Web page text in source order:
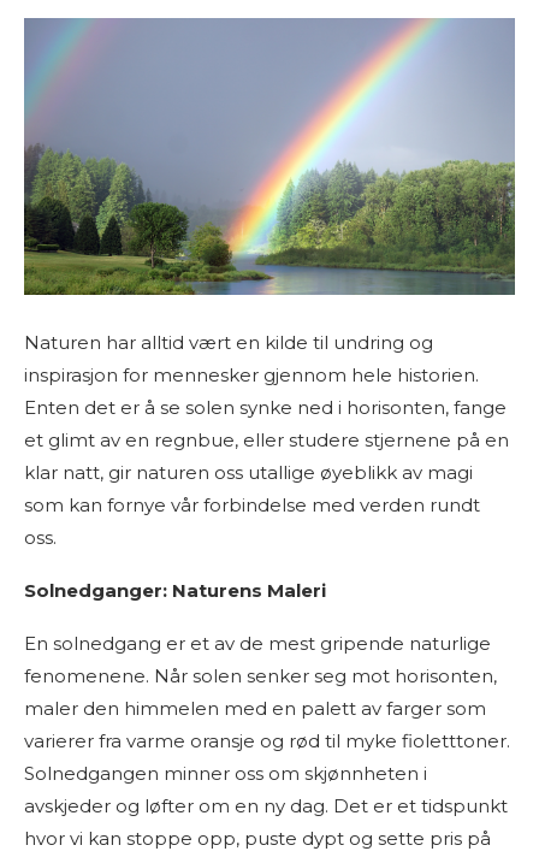
Naturen har alltid vært en kilde til undring og
inspirasjon for mennesker gjennom hele historien.
Enten det er å se solen synke ned i horisonten, fange
et glimt av en regnbue, eller studere stjernene på en
klar natt, gir naturen oss utallige øyeblikk av magi
som kan fornye vår forbindelse med verden rundt
oss.
Solnedganger: Naturens Maleri
En solnedgang er et av de mest gripende naturlige
fenomenene. Når solen senker seg mot horisonten,
maler den himmelen med en palett av farger som
varierer fra varme oransje og rød til myke fioletttoner.
Solnedgangen minner oss om skjønnheten i
avskjeder og løfter om en ny dag. Det er et tidspunkt
hvor vi kan stoppe opp, puste dypt og sette pris på